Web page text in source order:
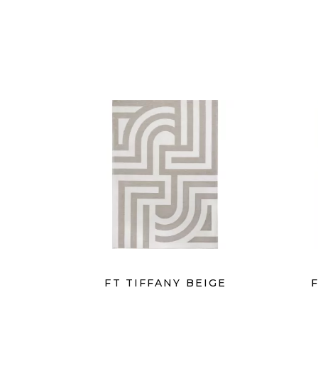
FT TIFFANY BEIGE